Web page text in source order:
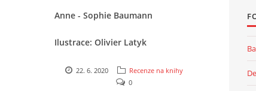
Anne - Sophie Baumann
Ilustrace: Olivier Latyk
Nakladatelství: SVOJTKA
22. 6. 2020
Recenze na knihy
0